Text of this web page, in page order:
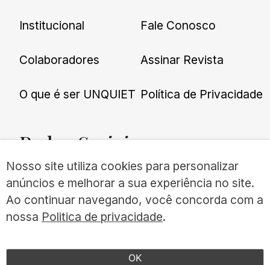
Institucional
Colaboradores
O que é ser UNQUIET
Fale Conosco
Assinar Revista
Política de Privacidade
RedesSociais
TODOS OS DIREITOS RESERVADOS
Nosso site utiliza cookies para personalizar
anúncios e melhorar a sua experiência no site.
Ao continuar navegando, você concorda com a
nossa Politica de privacidade.
OK